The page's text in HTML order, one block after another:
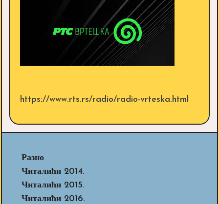
https://www.rts.rs/radio/radio-vrteska.html
Разно
Читалићи 2014.
Читалићи 2015.
Читалићи 2016.